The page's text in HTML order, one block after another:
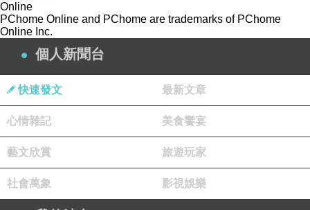
Online
PChome Online and PChome are trademarks of PChome
Online Inc.
個人新聞台
快速發文 最新文章
心情雜記 美食饗宴
藝文欣賞 旅遊玩家
社會萬象 影視娛樂